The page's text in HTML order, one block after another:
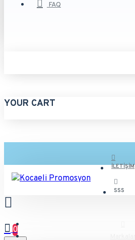
FAQ
YOUR CART
İLETIŞIM
SSS
0